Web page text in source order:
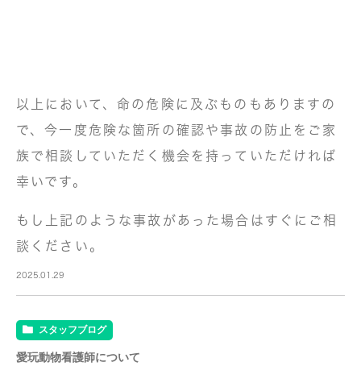
以上において、命の危険に及ぶものもありますの
で、今一度危険な箇所の確認や事故の防止をご家
族で相談していただく機会を持っていただければ
幸いです。
もし上記のような事故があった場合はすぐにご相
談ください。
2025.01.29
スタッフブログ
愛玩動物看護師について